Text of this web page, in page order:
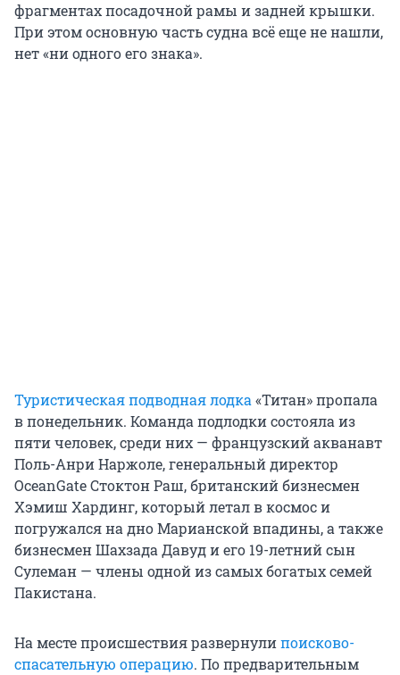
фрагментах посадочной рамы и задней крышки.
При этом основную часть судна всё еще не нашли,
нет «ни одного его знака».
Туристическая подводная лодка «Титан» пропала
в понедельник. Команда подлодки состояла из
пяти человек, среди них — французский акванавт
Поль-Анри Наржоле, генеральный директор
OceanGate Стоктон Раш, британский бизнесмен
Хэмиш Хардинг, который летал в космос и
погружался на дно Марианской впадины, а также
бизнесмен Шахзада Давуд и его 19-летний сын
Сулеман — члены одной из самых богатых семей
Пакистана.
На месте происшествия развернулипоисково-
спасательную операцию. По предварительным